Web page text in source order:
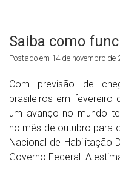
Saiba como
Postado em 14 de novembro de
Com previsão de
brasileiros em fevereiro
um avanço no mundo
no mês de outubro para
Nacional de Habilitação
Governo Federal. A